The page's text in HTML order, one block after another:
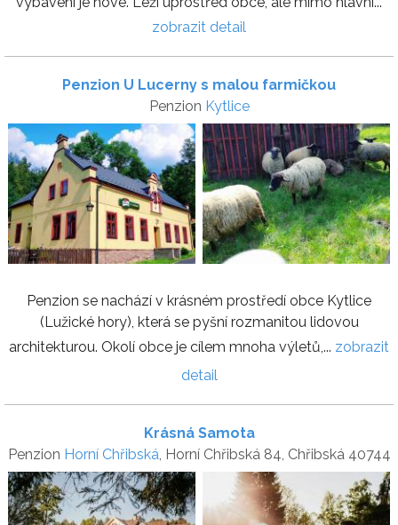
zobrazit detail
Penzion U Lucerny s malou farmičkou
Penzion Kytlice
Penzion se nachází v krásném prostředí obce Kytlice
(Lužické hory), která se pyšní rozmanitou lidovou
architekturou. Okolí obce je cílem mnoha výletů,... zobrazit
detail
Krásná Samota
Penzion Horní Chřibská, Horní Chřibská 84, Chřibská 40744